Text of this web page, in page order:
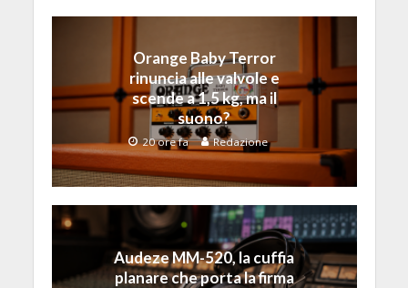
Orange Baby Terror
rinuncia alle valvole e
scende a 1,5 kg, ma il
suono?
20 ore fa Redazione
Audeze MM-520, la cuffia
planare che porta la firma